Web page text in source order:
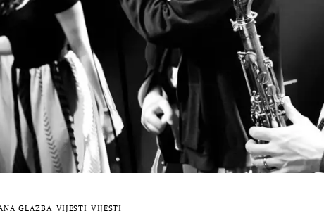
GLAZBA VIJESTI VIJESTI